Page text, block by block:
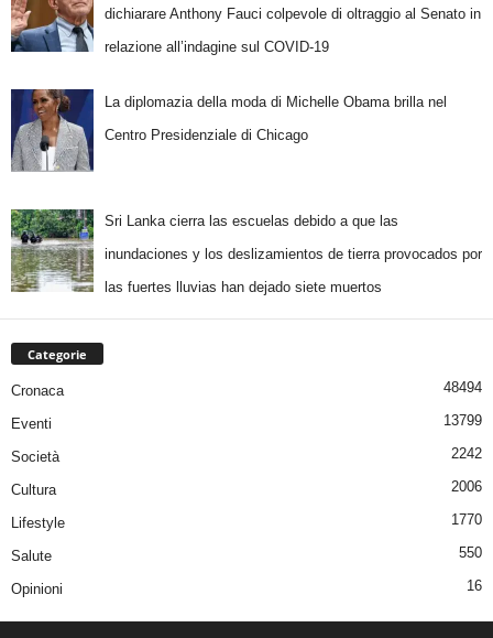
dichiarare Anthony Fauci colpevole di oltraggio al Senato in
relazione all’indagine sul COVID-19
La diplomazia della moda di Michelle Obama brilla nel
Centro Presidenziale di Chicago
Sri Lanka cierra las escuelas debido a que las
inundaciones y los deslizamientos de tierra provocados por
las fuertes lluvias han dejado siete muertos
Categorie
Cronaca 48494
Eventi 13799
Società 2242
Cultura 2006
Lifestyle 1770
Salute 550
Opinioni 16